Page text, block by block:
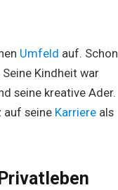
Umfeld auf. Schon
Kindheit war
seine kreative Ader.
auf seine Karriere als